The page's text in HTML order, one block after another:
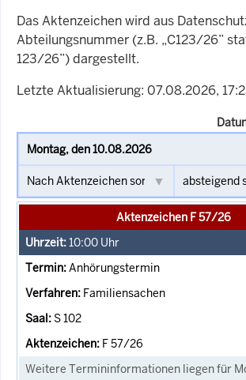
Das Aktenzeichen wird aus
Abteilungsnummer (z.B. „C123/26”
123/26”) dargestellt.
Letzte Aktualisierung: 07.08.2026,
Aktenzeichen F 57/26
10:00 Uhr
Anhörungstermin
Familiensachen
S 102
F 57/26
Weitere Termininformationen liegen für